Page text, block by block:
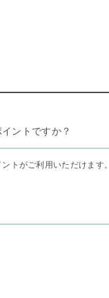
ントですか？
トがご利用いただけます。